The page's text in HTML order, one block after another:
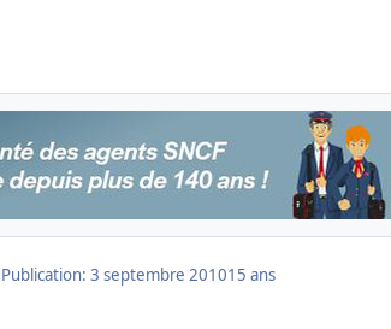
Publication: 3 septembre 201015 ans